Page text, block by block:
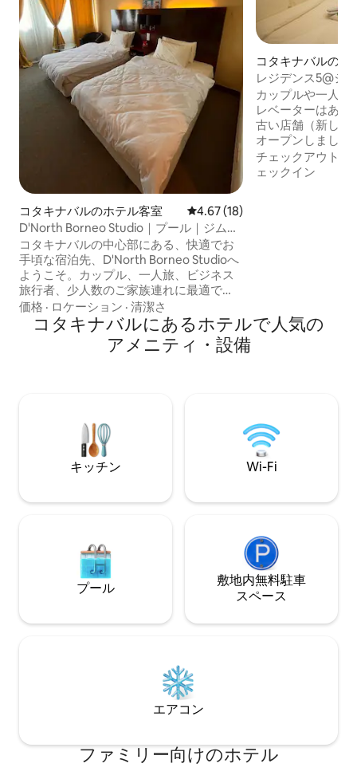
コタキナバルのホテル客室 レビュー18件、5つ星中4.67つ
4.67 (18)
D'North Borneo Studio｜プール｜ジム｜
イマゴ近く
コタキナバルの中心部にある、快適でお
手頃な宿泊先、D'North Borneo Studioへ
ようこそ。カップル、一人旅、ビジネス
旅行者、少人数のご家族連れに最適で
す。 イマゴ・ショッピングモールからわ
ずか3分、KK国際空港からわずか10分の
場所にあります。 ゲストは次のものを楽
しむことができます。 ✓ プール ✓ ジム ✓
てください。
価格 · ロケーション · 清潔さ
コタキナバルのホ
レジデンス5@シ
とシティテルの間
カップルや一人旅
レベーターはあり
古い店舗（新しく
オープンしました
Wazeで見つけて
市内中心部に位
チェックアウト
ェックイン
コタキナバルにあるホ⁠テ⁠ル⁠で人⁠気⁠の
ア⁠メ⁠ニ⁠テ⁠ィ⁠・設⁠備
キッチン Wi-Fi
プール
敷地内無料駐⁠車
ス⁠ペ⁠ー⁠ス
エアコン
ファミリー向⁠け⁠のホ⁠テ⁠ル